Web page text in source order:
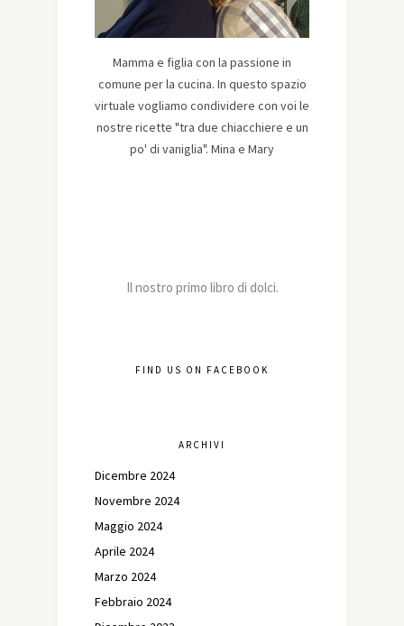
Mamma e figlia con la passione in
comune per la cucina. In questo spazio
virtuale vogliamo condividere con voi le
nostre ricette "tra due chiacchiere e un
po' di vaniglia". Mina e Mary
Il nostro primo libro di dolci.
FIND US ON FACEBOOK
ARCHIVI
Dicembre 2024
Novembre 2024
Maggio 2024
Aprile 2024
Marzo 2024
Febbraio 2024